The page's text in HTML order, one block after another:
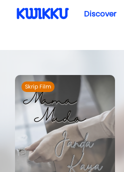
Discover
Skrip Film